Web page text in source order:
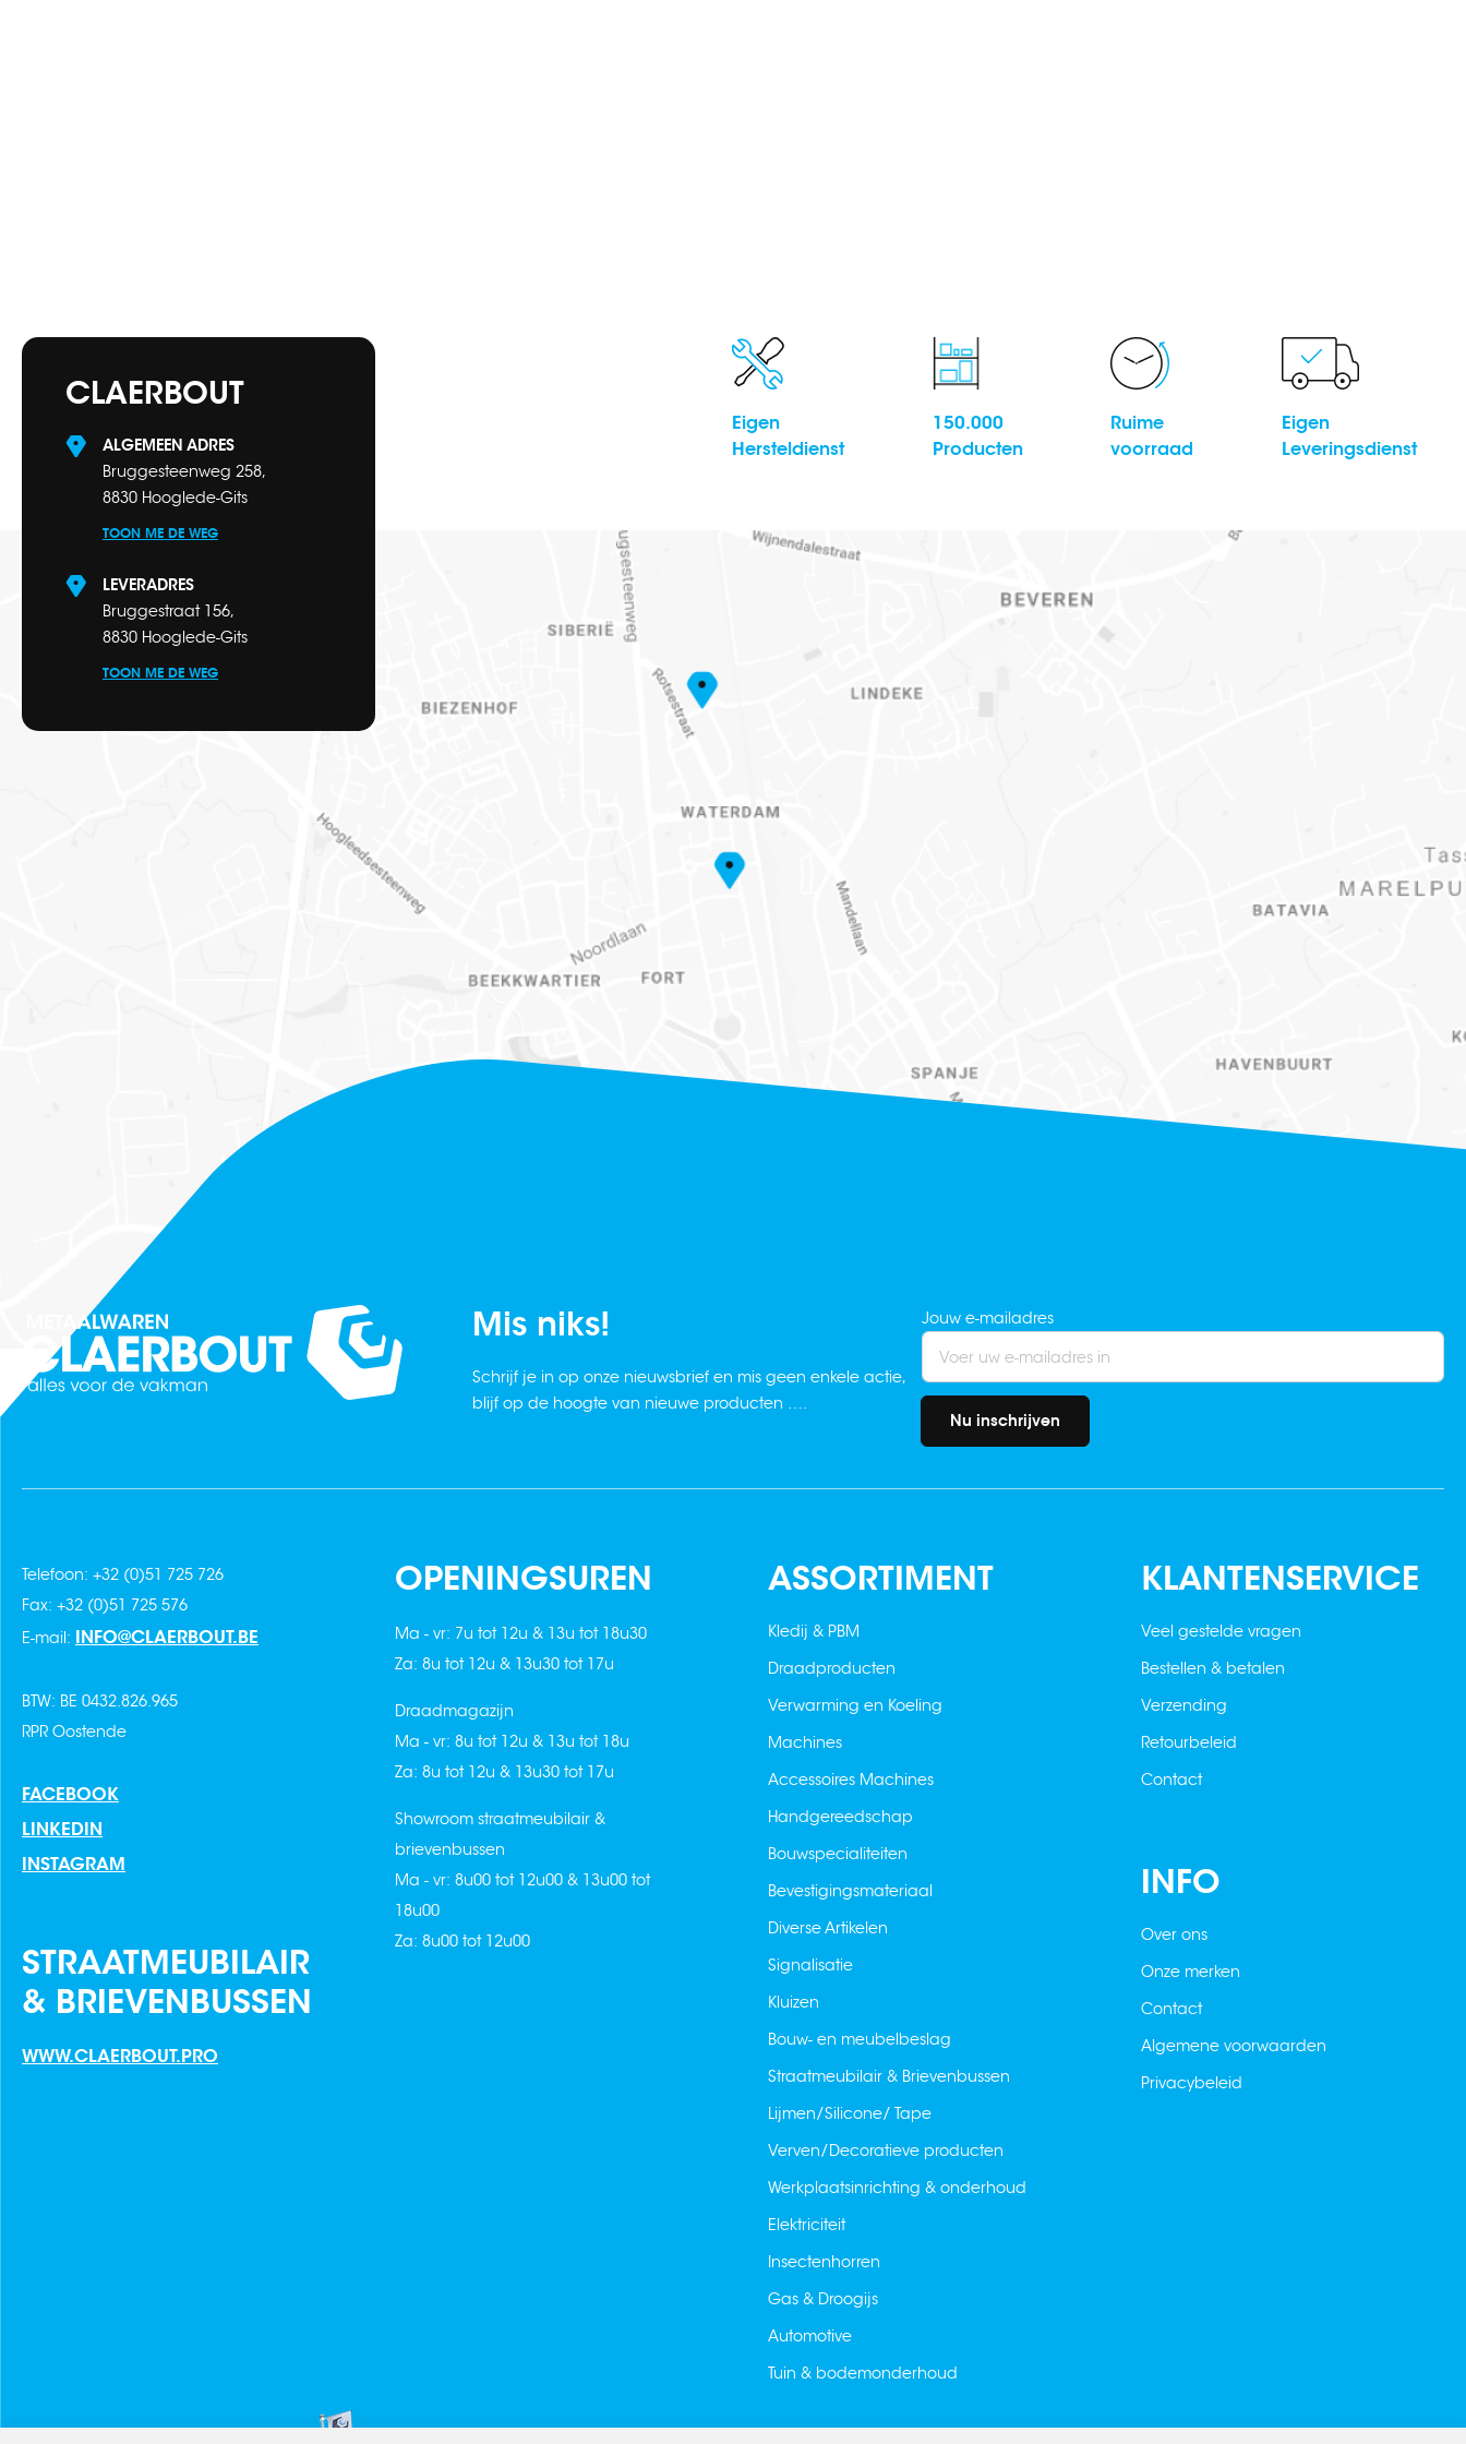
CLAERBOUT
ALGEMEEN ADRES
Bruggesteenweg 258,
8830 Hooglede-Gits
TOON ME DE WEG
LEVERADRES
Bruggestraat 156,
8830 Hooglede-Gits
TOON ME DE WEG
Eigen
Hersteldienst
150.000
Producten
Ruime
voorraad
Eigen
Leveringsdienst
Mis niks!
Schrijf je in op onze nieuwsbrief en mis geen enkele actie,
blijf op de hoogte van nieuwe producten ….
Jouw e-mailadres
Nu inschrijven
Telefoon: +32 (0)51 725 726
Fax: +32 (0)51 725 576
E-mail: INFO@CLAERBOUT.BE
BTW: BE 0432.826.965
RPR Oostende
FACEBOOK
LINKEDIN
INSTAGRAM
STRAATMEUBILAIR
& BRIEVENBUSSEN
WWW.CLAERBOUT.PRO
OPENINGSUREN
Ma - vr: 7u tot 12u & 13u tot 18u30
Za: 8u tot 12u & 13u30 tot 17u
Draadmagazijn
Ma - vr: 8u tot 12u & 13u tot 18u
Za: 8u tot 12u & 13u30 tot 17u
Showroom straatmeubilair &
brievenbussen
Ma - vr: 8u00 tot 12u00 & 13u00 tot
18u00
Za: 8u00 tot 12u00
ASSORTIMENT
Kledij & PBM
Draadproducten
Verwarming en Koeling
Machines
Accessoires Machines
Handgereedschap
Bouwspecialiteiten
Bevestigingsmateriaal
Diverse Artikelen
Signalisatie
Kluizen
Bouw- en meubelbeslag
Straatmeubilair & Brievenbussen
Lijmen/Silicone/ Tape
Verven/Decoratieve producten
Werkplaatsinrichting & onderhoud
Elektriciteit
Insectenhorren
Gas & Droogijs
Automotive
Tuin & bodemonderhoud
KLANTENSERVICE
Veel gestelde vragen
Bestellen & betalen
Verzending
Retourbeleid
Contact
INFO
Over ons
Onze merken
Contact
Algemene voorwaarden
Privacybeleid